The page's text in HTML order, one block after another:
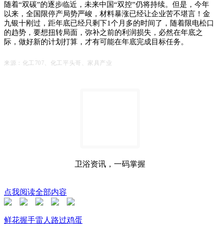
随着“双碳”的逐步临近，未来中国“双控”仍将持续。但是， 今年
以来，全国限停产局势严峻，材料暴涨已经让企业苦不堪言！ 金
九银十刚过，距年底已经只剩下1个月多的时间了，随着限电松口
的趋势，要想扭转局面，弥补之前的利润损失，必然在年底之
际，做好新的计划打算，才有可能在年底完成目标任务。
来源：化工707、化工平头哥、家具产业
卫浴资讯，一码掌握
点我阅读全部内容
鲜花握手雷人 路过鸡蛋